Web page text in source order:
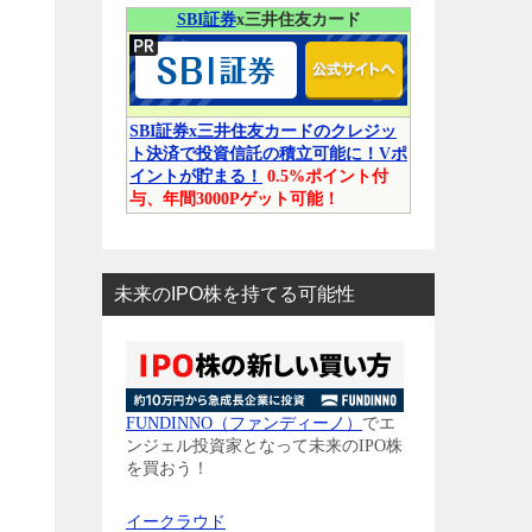
SBI証券x三井住友カード
SBI証券x三井住友カードのクレジッ
ト決済で投資信託の積立可能に！Vポ
イントが貯まる！ 0.5%ポイント付
与、年間3000Pゲット可能！
未来のIPO株を持てる可能性
FUNDINNO（ファンディーノ） でエ
ンジェル投資家となって未来のIPO株
を買おう！
イークラウド